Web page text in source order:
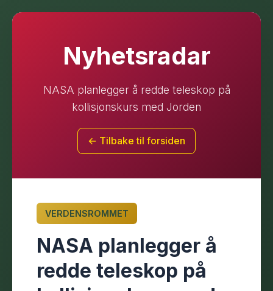
Nyhetsradar
NASA planlegger å redde teleskop på
kollisjonskurs med Jorden
← Tilbake til forsiden
VERDENSROMMET
NASA planlegger å
redde teleskop på